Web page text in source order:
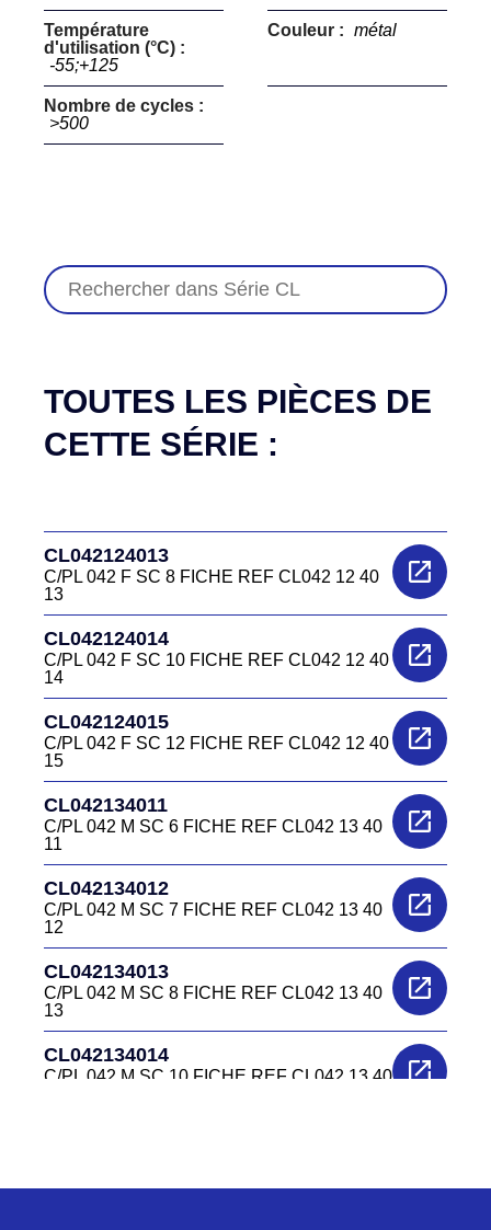
Température
d'utilisation (°C) :
-55;+125
Couleur : métal
Nombre de cycles :
>500
TOUTES LES PIÈCES DE
CETTE SÉRIE :
CL042124013
C/PL 042 F SC 8 FICHE REF CL042 12 40
13
CL042124014
C/PL 042 F SC 10 FICHE REF CL042 12 40
14
CL042124015
C/PL 042 F SC 12 FICHE REF CL042 12 40
15
CL042134011
C/PL 042 M SC 6 FICHE REF CL042 13 40
11
CL042134012
C/PL 042 M SC 7 FICHE REF CL042 13 40
12
CL042134013
C/PL 042 M SC 8 FICHE REF CL042 13 40
13
CL042134014
C/PL 042 M SC 10 FICHE REF CL042 13 40